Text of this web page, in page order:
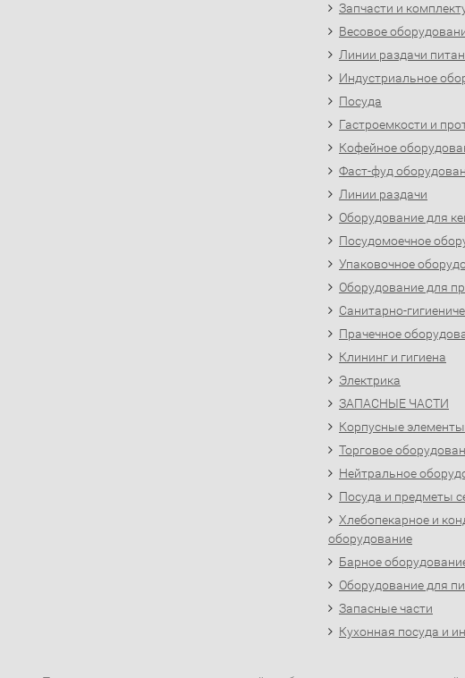
Запчасти и
Весовое
Линии раздачи
Индустриальное
Посуда
Гастроемкости и
Кофейное
Фаст-фуд
Линии раздачи
Оборудование для
Посудомоечное
Упаковочное
Оборудование для
Санитарно-
Прачечное
Клининг и гигиена
Электрика
ЗАПАСНЫЕ ЧАСТИ
Корпусные элементы
Торговое
Нейтральное
Посуда и предметы
Хлебопекарное и
оборудование
Барное
Оборудование для
Запасные части
Кухонная посуда и